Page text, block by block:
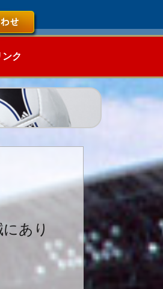
ンク
あり